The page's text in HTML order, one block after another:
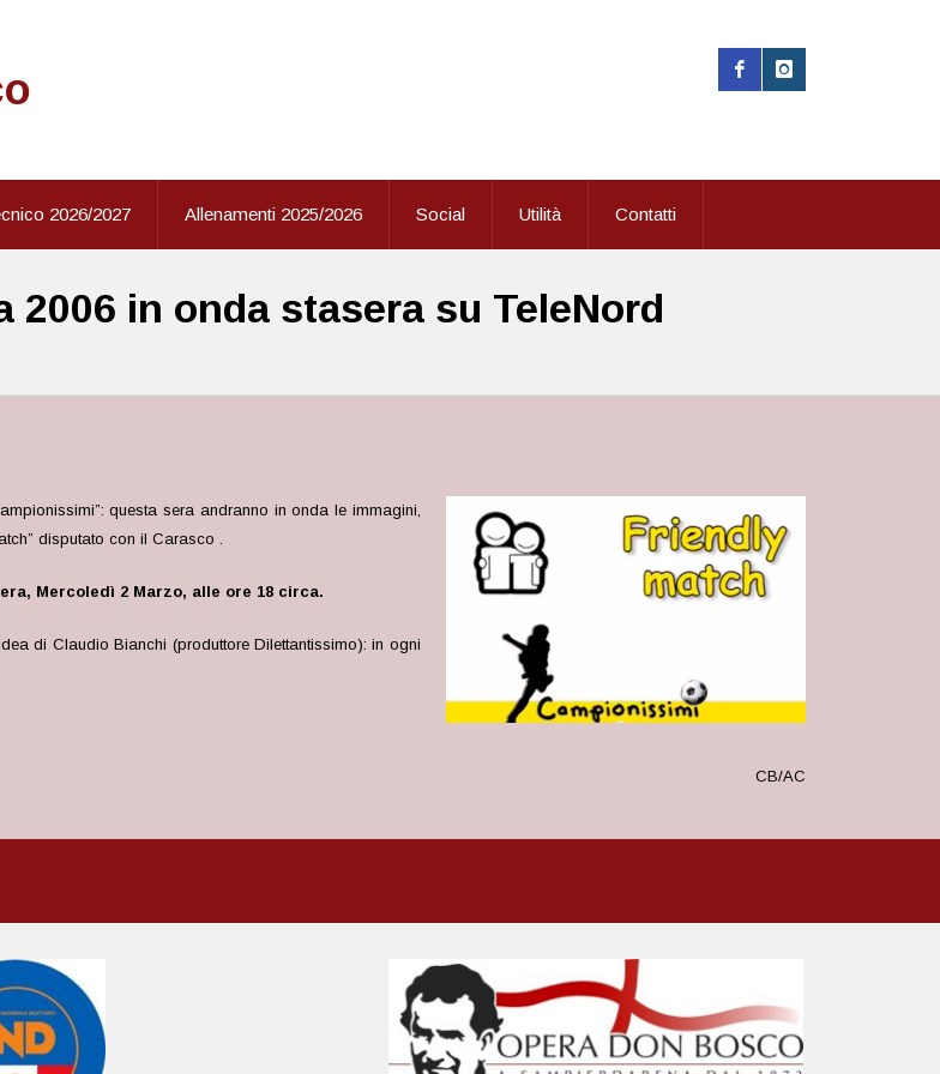
2026/2027 Allenamenti 2025/2026 Social Utilità Contatti
2006 in onda stasera su TeleNord
questa sera andranno in onda le immagini,
disputato con il Carasco .
Mercoledì 2 Marzo, alle ore 18 circa.
di Claudio Bianchi (produttore Dilettantissimo): in ogni
CB/AC